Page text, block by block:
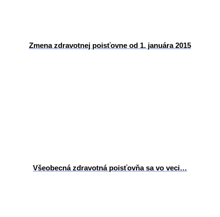
Zmena zdravotnej poisťovne od 1. januára 2015
Všeobecná zdravotná poisťovňa sa vo veci…